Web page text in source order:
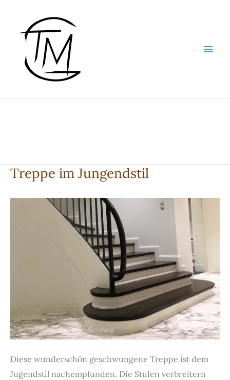
springen
Treppe im Jungendstil
Diese wunderschön geschwungene Treppe ist dem
Jugendstil nachempfunden. Die Stufen verbreitern